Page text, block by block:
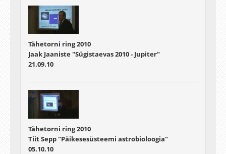
Tähetorni ring 2010
Jaak Jaaniste "Sügistaevas 2010 - Jupiter"
21.09.10
Tähetorni ring 2010
Tiit Sepp "Päikesesüsteemi astrobioloogia"
05.10.10